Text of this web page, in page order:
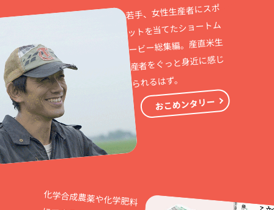
若手、女性生産者にスポ
ットを当てたショートム
ービー総集編。産直米生
産者をぐっと身近に感じ
られるはず。
おこめンタリー
化学合成農薬や化学肥料
にできるだけ頼らない。
食べることで環境保全に